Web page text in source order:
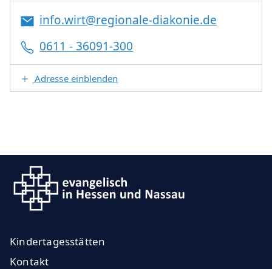
info.wirt@regionale-diakonie.de
0611 - 36091-300
Adresse einblenden
Kindertagesstätten
Kontakt